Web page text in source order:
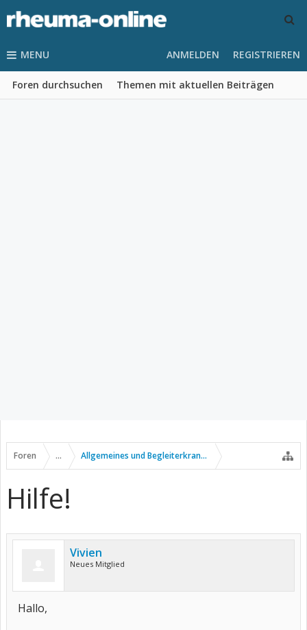
MENU
Foren durchsuchen Themen mit aktuellen Beiträgen
ANMELDEN REGISTRIEREN
Foren ... Allgemeines und Begleiterkrankungen
Hilfe!
Vivien
Neues Mitglied
Hallo,